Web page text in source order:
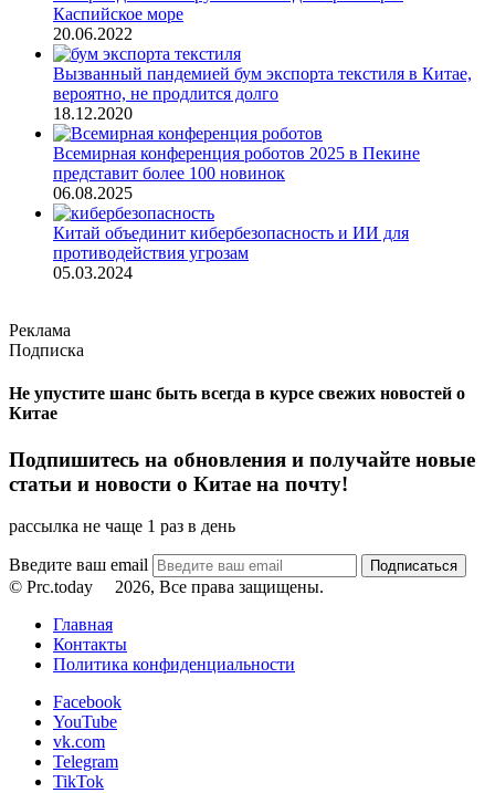
Каспийское море
20.06.2022
Вызванный пандемией бум экспорта текстиля в Китае,
вероятно, не продлится долго
18.12.2020
Всемирная конференция роботов 2025 в Пекине
представит более 100 новинок
06.08.2025
Китай объединит кибербезопасность и ИИ для
противодействия угрозам
05.03.2024
Реклама
Подписка
Не упустите шанс быть всегда в курсе свежих новостей о
Китае
Подпишитесь на обновления и получайте новые
статьи и новости о Китае на почту!
рассылка не чаще 1 раз в день
Введите ваш email
© Prc.today
2026, Все права защищены.
Главная
Контакты
Политика конфиденциальности
Facebook
YouTube
vk.com
Telegram
TikTok